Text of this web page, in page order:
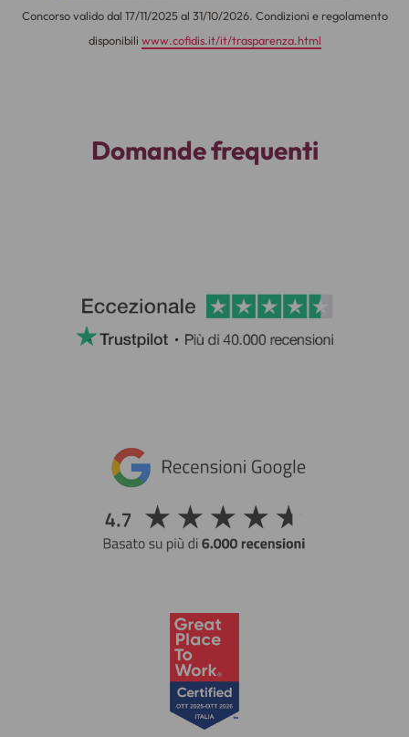
Concorso valido dal 17/11/2025 al 31/10/2026. Condizioni e regolamento
disponibili www.cofidis.it/it/trasparenza.html
Domande frequenti